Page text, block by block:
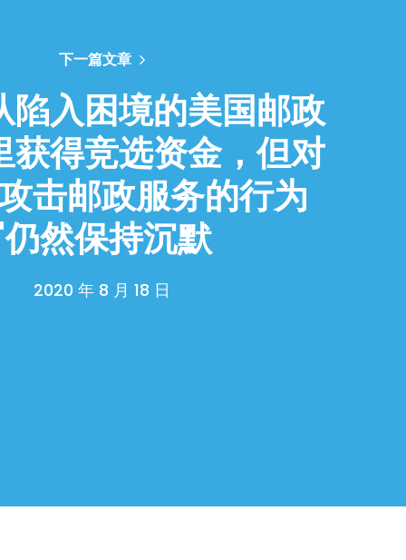
下一篇文章
陷入困境的美国邮政
获得竞选资金，但对
击邮政服务的行为
然保持沉默
2020 年 8 月 18 日